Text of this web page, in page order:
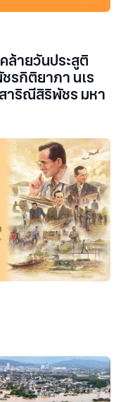
ล้ายวันประสูติ
ชรกิติยาภา นเร
าริณีสิริพัชร มหา